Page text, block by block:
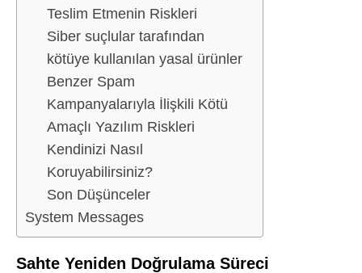
Teslim Etmenin Riskleri
Siber suçlular tarafından
kötüye kullanılan yasal ürünler
Benzer Spam
Kampanyalarıyla İlişkili Kötü
Amaçlı Yazılım Riskleri
Kendinizi Nasıl
Koruyabilirsiniz?
Son Düşünceler
System Messages
Sahte Yeniden Doğrulama Süreci